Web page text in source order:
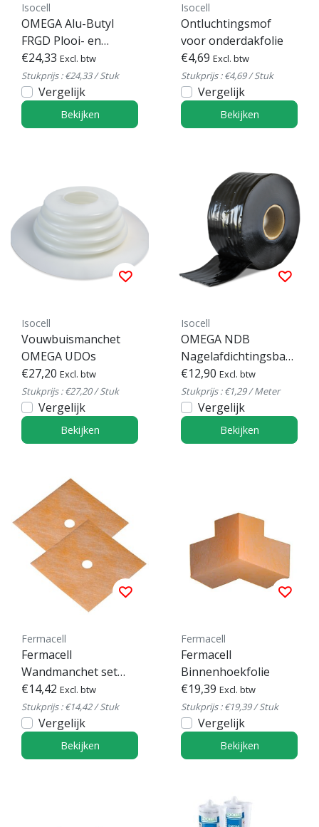
Isocell
OMEGA Alu-Butyl
FRGD Plooi- en
buismanchet
€24,33 Excl. btw
Stukprijs : €24,33 / Stuk
Vergelijk
Bekijken
Isocell
Ontluchtingsmof
voor onderdakfolie
€4,69 Excl. btw
Stukprijs : €4,69 / Stuk
Vergelijk
Bekijken
Isocell
Vouwbuismanchet
OMEGA UDOs
€27,20 Excl. btw
Stukprijs : €27,20 / Stuk
Vergelijk
Bekijken
Isocell
OMEGA NDB
Nagelafdichtingsband
ESK
€12,90 Excl. btw
Stukprijs : €1,29 / Meter
Vergelijk
Bekijken
Fermacell
Fermacell
Wandmanchet set
van 2
€14,42 Excl. btw
Stukprijs : €14,42 / Stuk
Vergelijk
Bekijken
Fermacell
Fermacell
Binnenhoekfolie
€19,39 Excl. btw
Stukprijs : €19,39 / Stuk
Vergelijk
Bekijken